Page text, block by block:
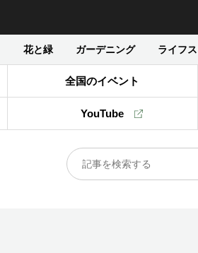
花と緑 ガーデニング ライフ
全国のイベント
YouTube